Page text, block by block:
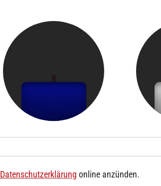
Datenschutzerklärung online anzünden.